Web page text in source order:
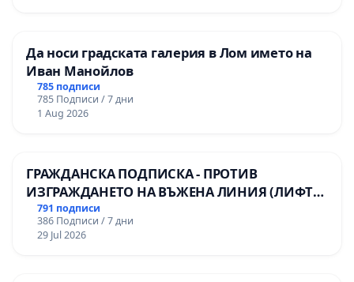
Да носи градската галерия в Лом името на
Иван Манойлов
785 подписи
785 Подписи / 7 дни
1 Aug 2026
ГРАЖДАНСКА ПОДПИСКА - ПРОТИВ
ИЗГРАЖДАНЕТО НА ВЪЖЕНА ЛИНИЯ (ЛИФТ)
НА ТЕРИТОРИЯТА НА ПРИРОДНА
ЗАБЕЛЕЖИТЕЛНОСТ „ХЪЛМ НА
ОСВОБОДИТЕЛИТЕ“ (БУНАРДЖИК)
791 подписи
386 Подписи / 7 дни
29 Jul 2026